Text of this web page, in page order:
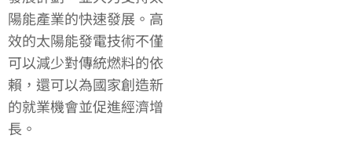
陽能產業的快速發展。高
效的太陽能發電技術不僅
可以減少對傳統燃料的依
賴，還可以為國家創造新
的就業機會並促進經濟增
長。